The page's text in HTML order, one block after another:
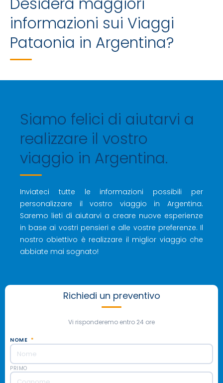
informazioni sui Viaggi
Pataonia in Argentina?
Siamo felici di aiutarvi a
realizzare il vostro
viaggio in Argentina.
Inviateci tutte le informazioni possibili per
personalizzare il vostro viaggio in Argentina.
Saremo lieti di aiutarvi a creare nuove esperienze
in base ai vostri pensieri e alle vostre preferenze. Il
nostro obiettivo è realizzare il miglior viaggio che
abbiate mai sognato!
Richiedi un preventivo
Vi risponderemo entro 24 ore
NOME *
PRIMO